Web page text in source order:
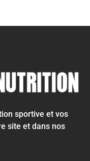
sportive et vos
site et dans nos